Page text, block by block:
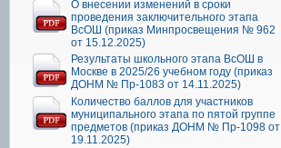
О внесении изменений в сроки
проведения заключительного этапа
ВсОШ (приказ Минпросвещения № 962
от 15.12.2025)
Результаты школьного этапа ВсОШ в
Москве в 2025/26 учебном году (приказ
ДОНМ № Пр-1083 от 14.11.2025)
Количество баллов для участников
муниципального этапа по пятой группе
предметов (приказ ДОНМ № Пр-1098 от
19.11.2025)